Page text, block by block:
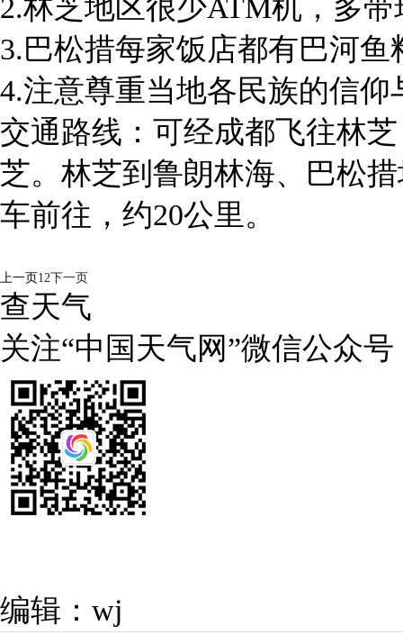
2.林芝地区很少ATM机，多带
3.巴松措每家饭店都有巴河
4.注意尊重当地各民族的信仰
交通路线：可经成都飞往林
芝。林芝到鲁朗林海、巴松
车前往，约20公里。
上一页12下一页
查天气
关注“中国天气网”微信公众号
编辑：wj